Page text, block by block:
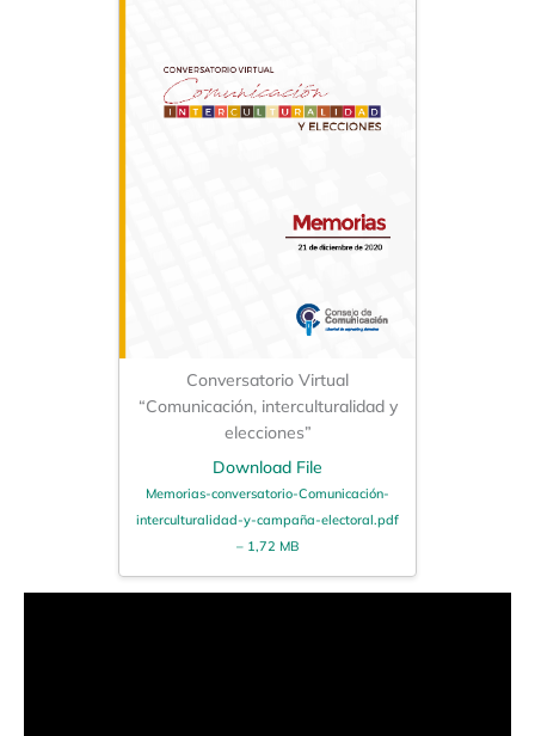
Conversatorio Virtual
“Comunicación, interculturalidad y
elecciones”
Download File
Memorias-conversatorio-Comunicación-
interculturalidad-y-campaña-electoral.pdf
– 1,72 MB